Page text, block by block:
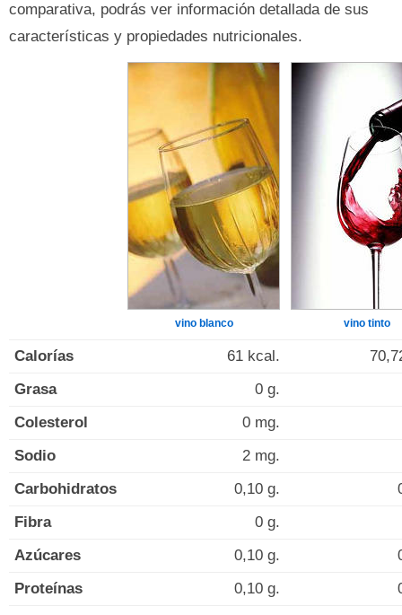
comparativa, podrás ver información detallada de sus
características y propiedades nutricionales.
vino blanco vino tinto
Calorías 61 kcal.
Grasa
0 g.
Colesterol
0 mg.
Sodio
2 mg.
Carbohidratos
0,10 g.
Fibra
0 g.
Azúcares
0,10 g.
Proteínas
0,10 g.